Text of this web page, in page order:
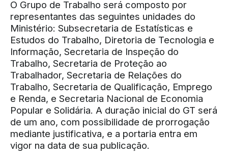
O Grupo de Trabalho será composto por
representantes das seguintes unidades do
Ministério: Subsecretaria de Estatísticas e
Estudos do Trabalho, Diretoria de Tecnologia e
Informação, Secretaria de Inspeção do
Trabalho, Secretaria de Proteção ao
Trabalhador, Secretaria de Relações do
Trabalho, Secretaria de Qualificação, Emprego
e Renda, e Secretaria Nacional de Economia
Popular e Solidária. A duração inicial do GT será
de um ano, com possibilidade de prorrogação
mediante justificativa, e a portaria entra em
vigor na data de sua publicação.